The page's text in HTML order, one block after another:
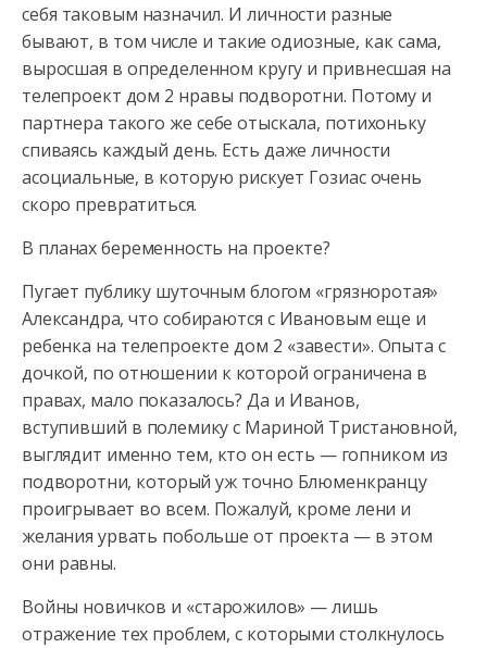
себя таковым назначил. И личности разные
бывают, в том числе и такие одиозные, как сама,
выросшая в определенном кругу и привнесшая на
телепроект дом 2 нравы подворотни. Потому и
партнера такого же себе отыскала, потихоньку
спиваясь каждый день. Есть даже личности
асоциальные, в которую рискует Гозиас очень
скоро превратиться.
В планах беременность на проекте?
Пугает публику шуточным блогом «грязноротая»
Александра, что собираются с Ивановым еще и
ребенка на телепроекте дом 2 «завести». Опыта с
дочкой, по отношении к которой ограничена в
правах, мало показалось? Да и Иванов,
вступивший в полемику с Мариной Тристановной,
выглядит именно тем, кто он есть — гопником из
подворотни, который уж точно Блюменкранцу
проигрывает во всем. Пожалуй, кроме лени и
желания урвать побольше от проекта — в этом
они равны.
Войны новичков и «старожилов» — лишь
отражение тех проблем, с которыми столкнулось